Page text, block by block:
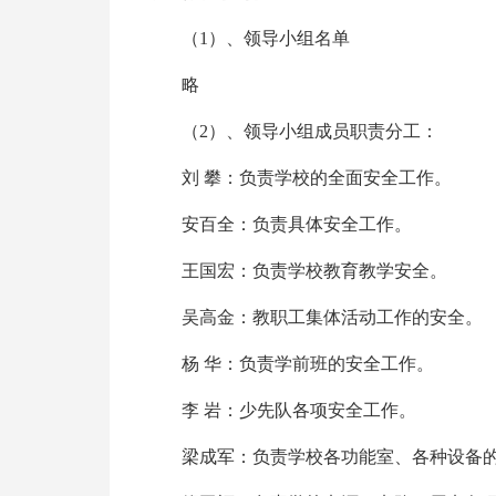
（1）、领导小组名单
略
（2）、领导小组成员职责分工：
刘 攀：负责学校的全面安全工作。
安百全：负责具体安全工作。
王国宏：负责学校教育教学安全。
吴高金：教职工集体活动工作的安全。
杨 华：负责学前班的安全工作。
李 岩：少先队各项安全工作。
梁成军：负责学校各功能室、各种设备